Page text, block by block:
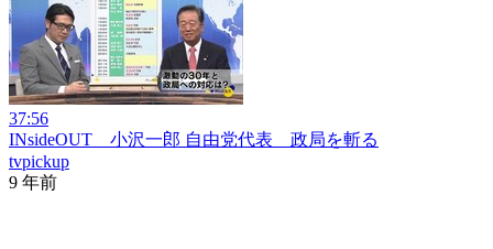
37:56
INsideOUT 小沢一郎 自由党代表 政局を斬る
tvpickup
9 年前